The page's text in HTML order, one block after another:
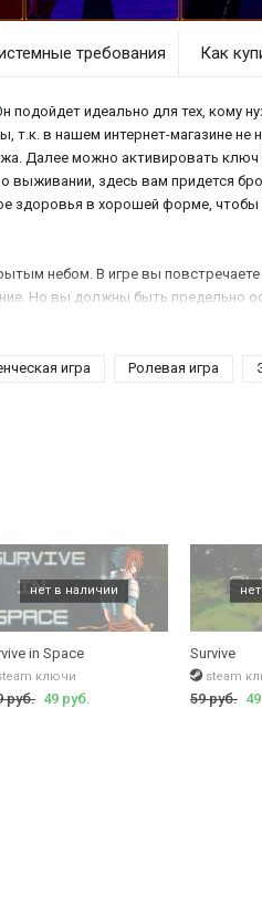
требования Как
подойдет идеально для тех, кому
т.к. в нашем интернет-магазине не
Далее можно активировать ключ
выживании, здесь вам придется
здоровья в хорошей форме,
небом. В игре вы
Но вы должны быть предельно
игра Ролевая игра
in Space
ключи
руб. 49 руб.
Survive
steam
59 руб.